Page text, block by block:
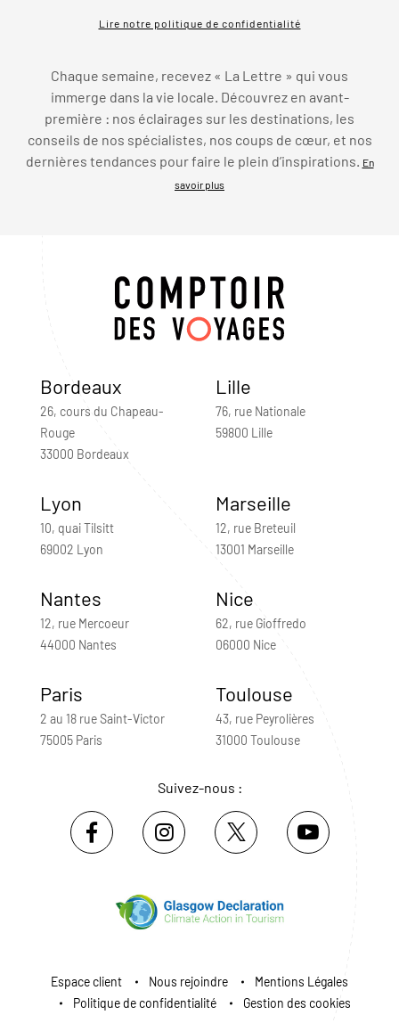
Lire notre politique de confidentialité
Chaque semaine, recevez « La Lettre » qui vous
immerge dans la vie locale. Découvrez en avant-
première : nos éclairages sur les destinations, les
conseils de nos spécialistes, nos coups de cœur, et nos
dernières tendances pour faire le plein d’inspirations.
En
savoir plus
Bordeaux
26, cours du Chapeau-
Rouge
33000 Bordeaux
Lille
76, rue Nationale
59800 Lille
Lyon
10, quai Tilsitt
69002 Lyon
Marseille
12, rue Breteuil
13001 Marseille
Nantes
12, rue Mercoeur
44000 Nantes
Nice
62, rue Gioffredo
06000 Nice
Paris
2 au 18 rue Saint-Victor
75005 Paris
Toulouse
43, rue Peyrolières
31000 Toulouse
Suivez-nous :
Espace client Nous rejoindre
Mentions Légales
Politique de confidentialité
Gestion des cookies